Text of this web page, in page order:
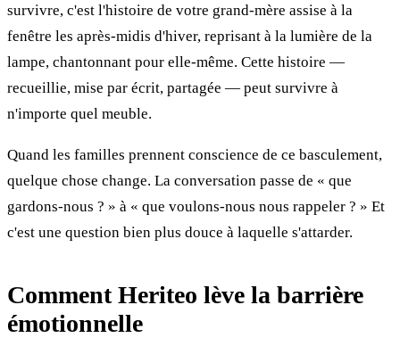
survivre, c'est l'histoire de votre grand-mère assise à la
fenêtre les après-midis d'hiver, reprisant à la lumière de la
lampe, chantonnant pour elle-même. Cette histoire —
recueillie, mise par écrit, partagée — peut survivre à
n'importe quel meuble.
Quand les familles prennent conscience de ce basculement,
quelque chose change. La conversation passe de « que
gardons-nous ? » à « que voulons-nous nous rappeler ? » Et
c'est une question bien plus douce à laquelle s'attarder.
Comment Heriteo lève la barrière
émotionnelle